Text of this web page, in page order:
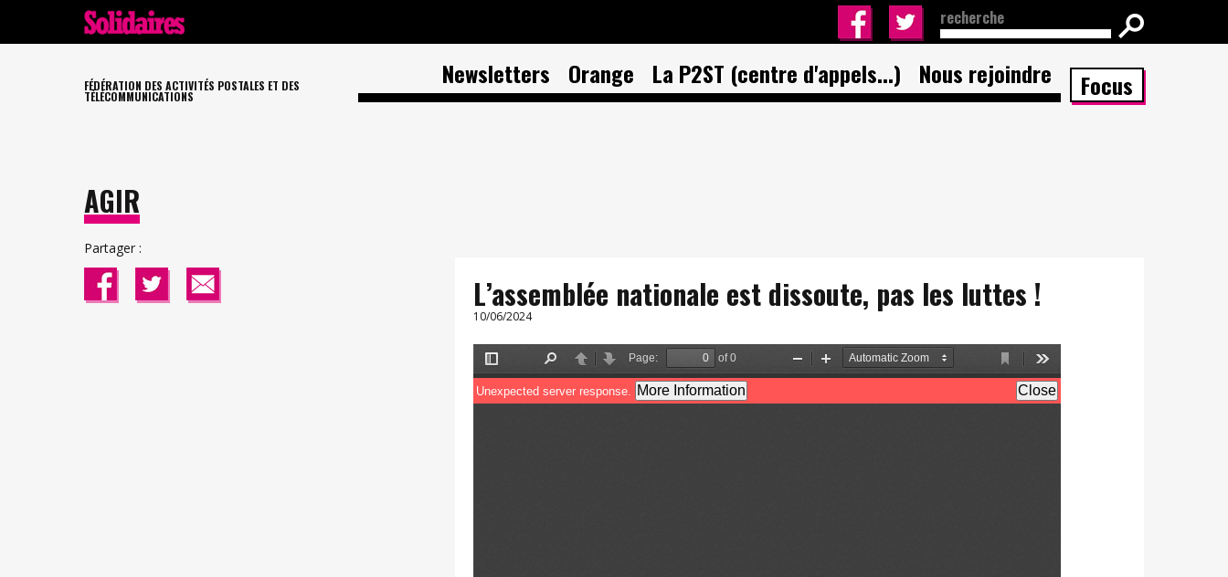
FÉDÉRATION DES ACTIVITÉS POSTALES ET DES
TÉLÉCOMMUNICATIONS
Newsletters Orange La P2ST (centre d'appels...) Nous rejoindre Focus
L’assemblée nationale est dissoute, pas les luttes !
10/06/2024
AGIR
Partager :